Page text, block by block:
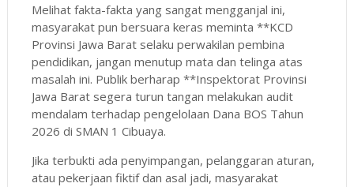
Melihat fakta-fakta yang sangat mengganjal ini,
masyarakat pun bersuara keras meminta **KCD
Provinsi Jawa Barat selaku perwakilan pembina
pendidikan, jangan menutup mata dan telinga atas
masalah ini. Publik berharap **Inspektorat Provinsi
Jawa Barat segera turun tangan melakukan audit
mendalam terhadap pengelolaan Dana BOS Tahun
2026 di SMAN 1 Cibuaya.
Jika terbukti ada penyimpangan, pelanggaran aturan,
atau pekerjaan fiktif dan asal jadi, masyarakat